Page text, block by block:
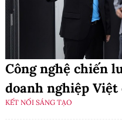
Công nghệ chiến
doanh nghiệp
KẾT NỐI SÁNG TẠO